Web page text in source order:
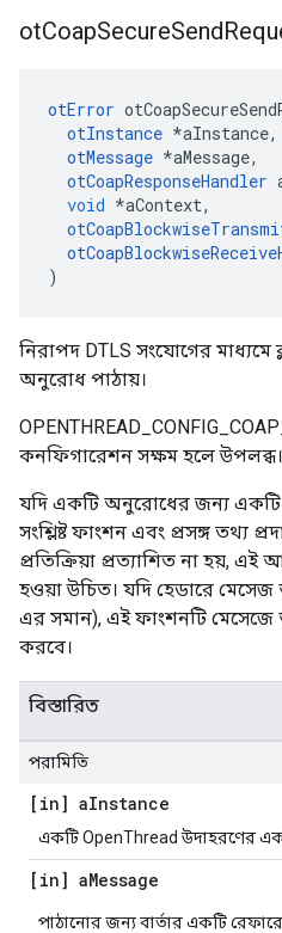
otCoapSecureSend
otError
otInstance *aInstance,
otMessage *aMessage,
otCoapResponseHandler
void *aContext,
)
নিরাপদ DTLS সংযোগের
অনুরোধ পাঠায়।
কনফিগারেশন সক্ষম হলে উপলব্ধ।
যদি একটি অনুরোধের জন্য একটি
সংশ্লিষ্ট ফাংশন এবং প্রসঙ্গ তথ্য
প্রতিক্রিয়া প্রত্যাশিত না হয়, এই
হওয়া উচিত। যদি হেডারে
এর সমান), এই ফাংশনটি
করবে।
বিস্তারিত
পরামিতি
[in] aInstance
একটি OpenThread উদাহরণের
[in] aMessage
পাঠানোর জন্য বার্তার একটি